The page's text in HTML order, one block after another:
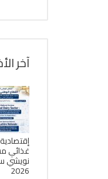
آخر
غذائي
2026